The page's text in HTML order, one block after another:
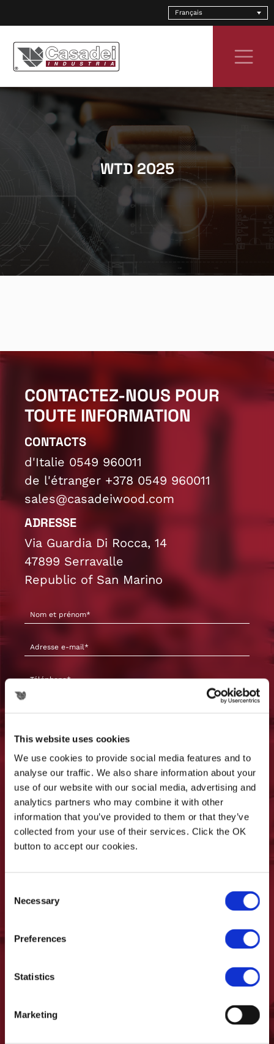
This website uses cookies
We use cookies to provide social media features and to
analyse our traffic. We also share information about your
use of our website with our social media, advertising and
analytics partners who may combine it with other
information that you’ve provided to them or that they’ve
collected from your use of their services. Click the OK
button to accept our cookies.
Selection
Necessary
Preferences
Statistics
Marketing
to
content
Français
WTD 2025
CONTACTEZ-NOUS POUR
TOUTE INFORMATION
CONTACTS
d'Italie 0549 960011
de l'étranger +378 0549 960011
sales@casadeiwood.com
ADRESSE
Via Guardia Di Rocca, 14
47899 Serravalle
Republic of San Marino
Vos données personnelles seront traitées
* Je déclare être âgé d’au moins 16 ans
le traitement des données personnelles
promotions et des communications de Casadei
Industria WOOD